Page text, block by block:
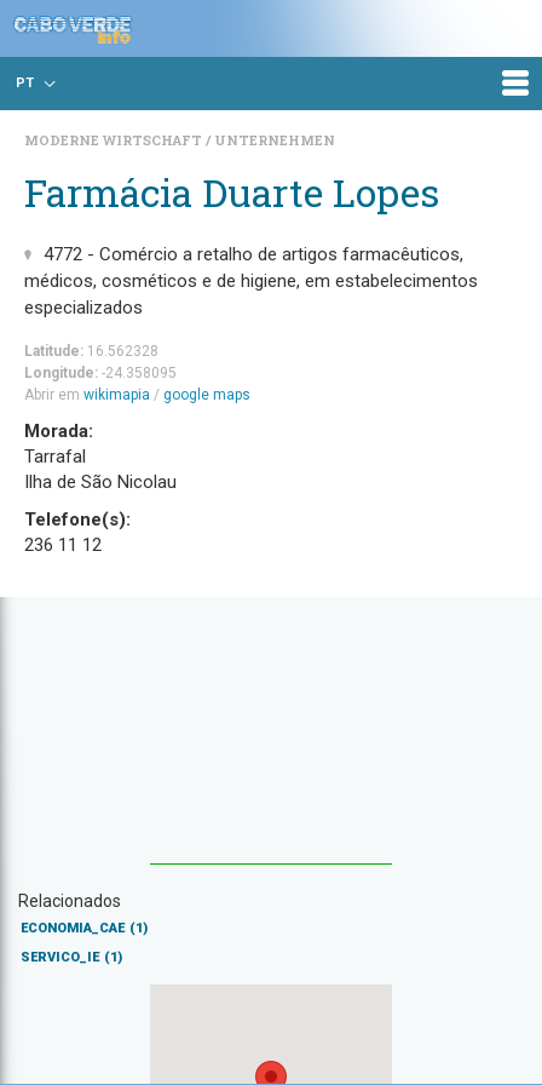
PT
MODERNE WIRTSCHAFT UNTERNEHMEN
Farmácia Duarte Lopes
4772 - Comércio a retalho de artigos farmacêuticos,
médicos, cosméticos e de higiene, em estabelecimentos
especializados
Latitude: 16.562328
Longitude: -24.358095
Abrir em wikimapia / google maps
Morada:
Tarrafal
Ilha de São Nicolau
Telefone(s):
236 11 12
Relacionados
ECONOMIA_CAE (1)
SERVICO_IE (1)